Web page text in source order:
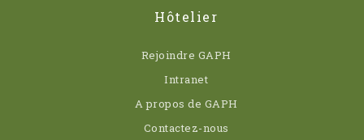
Hôtelier
Rejoindre GAPH
Intranet
A propos de GAPH
Contactez-nous